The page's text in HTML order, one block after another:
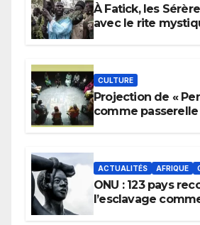
À Fatick, les
avec le rite
CULTURE
Projection de «
comme
ACTUALITÉS AFRIQUE
ONU : 123 pays
l’esclavage